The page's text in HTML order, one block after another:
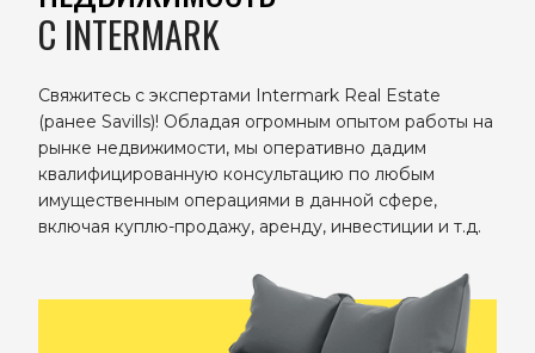
C INTERMARK
Свяжитесь с экспертами Intermark Real Estate
(ранее Savills)! Обладая огромным опытом работы на
рынке недвижимости, мы оперативно дадим
квалифицированную консультацию по любым
имущественным операциями в данной сфере,
включая куплю-продажу, аренду, инвестиции и т.д.